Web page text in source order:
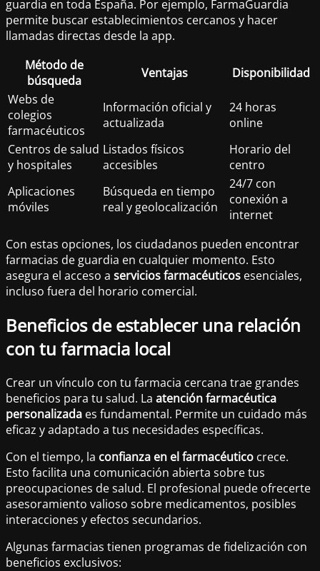
guardia en toda España. Por ejemplo, FarmaGuardia
permite buscar establecimientos cercanos y hacer
llamadas directas desde la app.
Método de
búsqueda
Ventajas
Disponibilidad
Webs de
colegios
farmacéuticos
Información oficial y
actualizada
24 horas
online
Centros de salud
y hospitales
Listados físicos
accesibles
Horario del
centro
Aplicaciones
móviles
Búsqueda en tiempo
real y geolocalización
24/7 con
conexión a
internet
Con estas opciones, los ciudadanos pueden encontrar
farmacias de guardia en cualquier momento. Esto
asegura el acceso a servicios farmacéuticos esenciales,
incluso fuera del horario comercial.
Beneficios de establecer una relación
con tu farmacia local
Crear un vínculo con tu farmacia cercana trae grandes
beneficios para tu salud. La atención farmacéutica
personalizada es fundamental. Permite un cuidado más
eficaz y adaptado a tus necesidades específicas.
Con el tiempo, la confianza en el farmacéutico crece.
Esto facilita una comunicación abierta sobre tus
preocupaciones de salud. El profesional puede ofrecerte
asesoramiento valioso sobre medicamentos, posibles
interacciones y efectos secundarios.
Algunas farmacias tienen programas de fidelización con
beneficios exclusivos: